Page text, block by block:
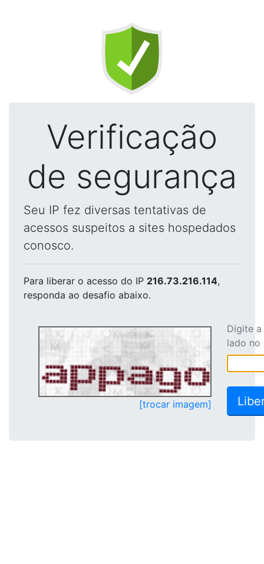
Verificação
de segurança
Seu IP fez diversas tentativas de
acessos suspeitos a sites hospedados
conosco.
Para liberar o acesso do IP 216.73.216.114,
responda ao desafio abaixo.
[trocar imagem]
Digite
lado no